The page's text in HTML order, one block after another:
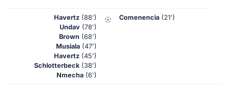
Havertz (88')
Undav (78')
Brown (68')
Musiala (47')
Havertz (45')
Schlotterbeck (38')
Nmecha (6')
Comenencia (21')